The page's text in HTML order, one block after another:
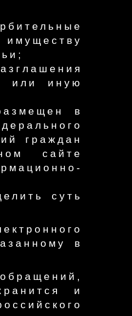
или иную
в
граждан
сайте
суть
в
и